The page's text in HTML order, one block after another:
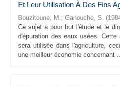
Et Leur Utilisation À Des Fins
Bouzitoune, M.;Ganouche, S. (
Ce sujet a pour but l'étude et le
d'épuration des eaux usées. Cette
sera utilisée dans l'agriculture,
une meilleur économie concernant